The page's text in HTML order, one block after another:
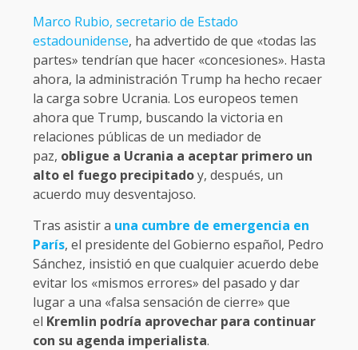
Marco Rubio, secretario de Estado
estadounidense, ha advertido de que «todas las
partes» tendrían que hacer «concesiones». Hasta
ahora, la administración Trump ha hecho recaer
la carga sobre Ucrania. Los europeos temen
ahora que Trump, buscando la victoria en
relaciones públicas de un mediador de
paz, obligue a Ucrania a aceptar primero un
alto el fuego precipitadoy, después, un
acuerdo muy desventajoso.
Tras asistir a una cumbre de emergencia en
París, el presidente del Gobierno español, Pedro
Sánchez, insistió en que cualquier acuerdo debe
evitar los «mismos errores» del pasado y dar
lugar a una «falsa sensación de cierre» que
el Kremlin podría aprovechar para continuar
con su agenda imperialista.